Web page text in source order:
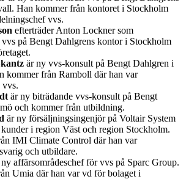
Han kommer från kontoret i Stockholm
vvs.
efterträder Anton Lockner som
på Bengt Dahlgrens kontor i Stockholm
är ny vvs-konsult på Bengt Dahlgren i
kommer från Ramboll där han var
vvs.
är ny biträdande vvs-konsult på Bengt
och kommer från utbildning.
är ny försäljningsingenjör på Voltair System
i region Väst och region Stockholm.
IMI Climate Control där han var
och utbildare.
affärsområdeschef för vvs på Sparc Group.
Umia där han var vd för bolaget i